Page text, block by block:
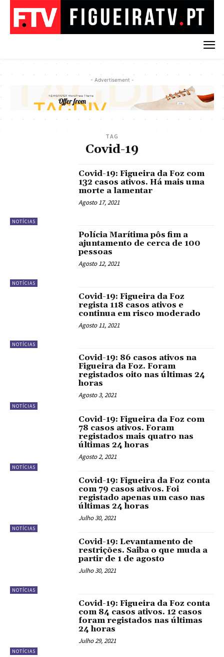
- Advertisement -
TAG
Covid-19
NOTÍCIAS
Covid-19: Figueira da Foz com
132 casos ativos. Há mais uma
morte a lamentar
Agosto 17, 2021
NOTÍCIAS
Polícia Marítima pôs fim a
ajuntamento de cerca de 100
pessoas
Agosto 12, 2021
NOTÍCIAS
Covid-19: Figueira da Foz
regista 118 casos ativos e
continua em risco moderado
Agosto 11, 2021
NOTÍCIAS
Covid-19: 86 casos ativos na
Figueira da Foz. Foram
registados oito nas últimas 24
horas
Agosto 3, 2021
NOTÍCIAS
Covid-19: Figueira da Foz com
78 casos ativos. Foram
registados mais quatro nas
últimas 24 horas
Agosto 2, 2021
NOTÍCIAS
Covid-19: Figueira da Foz conta
com 79 casos ativos. Foi
registado apenas um caso nas
últimas 24 horas
Julho 30, 2021
NOTÍCIAS
Covid-19: Levantamento de
restrições. Saiba o que muda a
partir de 1 de agosto
Julho 30, 2021
NOTÍCIAS
Covid-19: Figueira da Foz conta
com 84 casos ativos. 12 casos
foram registados nas últimas
24 horas
Julho 29, 2021